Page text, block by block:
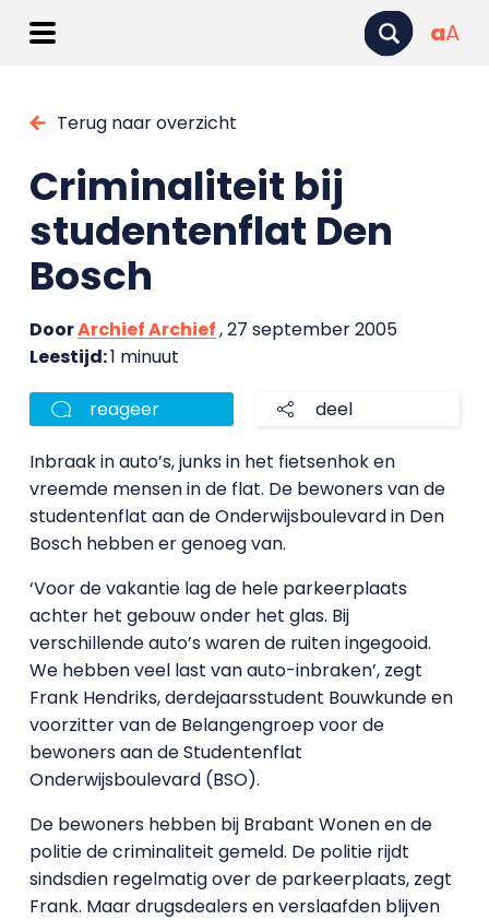
aA
Terug naar overzicht
Criminaliteit bij
studentenflat Den
Bosch
DoorArchief Archief, 27 september 2005
Leestijd:1 minuut
reageer deel
Inbraak in auto’s, junks in het fietsenhok en
vreemde mensen in de flat. De bewoners van de
studentenflat aan de Onderwijsboulevard in Den
Bosch hebben er genoeg van.
‘Voor de vakantie lag de hele parkeerplaats
achter het gebouw onder het glas. Bij
verschillende auto’s waren de ruiten ingegooid.
We hebben veel last van auto-inbraken’, zegt
Frank Hendriks, derdejaarsstudent Bouwkunde en
voorzitter van de Belangengroep voor de
bewoners aan de Studentenflat
Onderwijsboulevard (BSO).
De bewoners hebben bij Brabant Wonen en de
politie de criminaliteit gemeld. De politie rijdt
sindsdien regelmatig over de parkeerplaats, zegt
Frank. Maar drugsdealers en verslaafden blijven